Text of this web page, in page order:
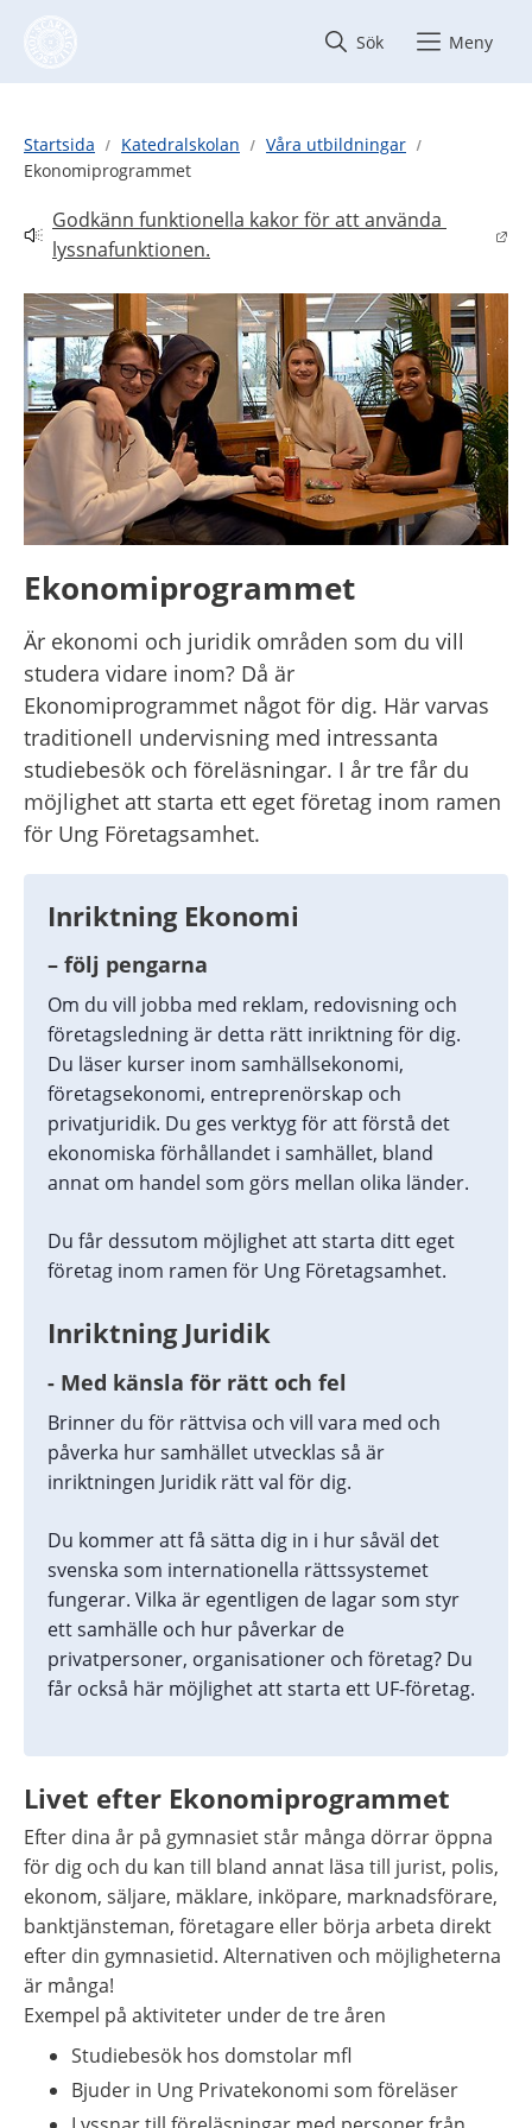
Hoppa till innehåll
Sök
Meny
Startsida Katedralskolan
Våra utbildningar
Ekonomiprogrammet
Godkänn funktionella kakor för att använda
lyssnafunktionen.
Länk till annan webbplats.
Ekonomiprogrammet
Är ekonomi och juridik områden som du vill
studera vidare inom? Då är
Ekonomiprogrammet något för dig. Här varvas
traditionell undervisning med intressanta
studiebesök och föreläsningar. I år tre får du
möjlighet att starta ett eget företag inom ramen
för Ung Företagsamhet.
Inriktning Ekonomi
– följ pengarna
Om du vill jobba med reklam, redovisning och
företagsledning är detta rätt inriktning för dig.
Du läser kurser inom samhällsekonomi,
företagsekonomi, entreprenörskap och
privatjuridik. Du ges verktyg för att förstå det
ekonomiska förhållandet i samhället, bland
annat om handel som görs mellan olika länder.
Du får dessutom möjlighet att starta ditt eget
företag inom ramen för Ung Företagsamhet.
Inriktning Juridik
- Med känsla för rätt och fel
Brinner du för rättvisa och vill vara med och
påverka hur samhället utvecklas så är
inriktningen Juridik rätt val för dig.
Du kommer att få sätta dig in i hur såväl det
svenska som internationella rättssystemet
fungerar. Vilka är egentligen de lagar som styr
ett samhälle och hur påverkar de
privatpersoner, organisationer och företag? Du
får också här möjlighet att starta ett UF-företag.
Livet efter Ekonomiprogrammet
Efter dina år på gymnasiet står många dörrar öppna
för dig och du kan till bland annat läsa till jurist, polis,
ekonom, säljare, mäklare, inköpare, marknadsförare,
banktjänsteman, företagare eller börja arbeta direkt
efter din gymnasietid. Alternativen och möjligheterna
är många!
Exempel på aktiviteter under de tre åren
Studiebesök hos domstolar mfl
Bjuder in Ung Privatekonomi som föreläser